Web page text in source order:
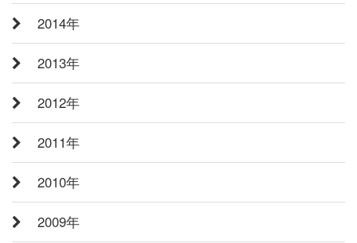
2014年
2013年
2012年
2011年
2010年
2009年